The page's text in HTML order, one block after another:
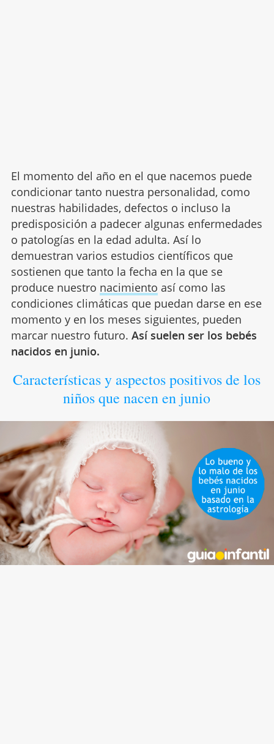
El momento del año en el que nacemos puede
condicionar tanto nuestra personalidad, como
nuestras habilidades, defectos o incluso la
predisposición a padecer algunas enfermedades
o patologías en la edad adulta. Así lo
demuestran varios estudios científicos que
sostienen que tanto la fecha en la que se
produce nuestro nacimiento así como las
condiciones climáticas que puedan darse en ese
momento y en los meses siguientes, pueden
marcar nuestro futuro. Así suelen ser los bebés
nacidos en junio.
Características y aspectos positivos de los
niños que nacen en junio